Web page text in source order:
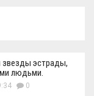
эстрады,
людьми.
0